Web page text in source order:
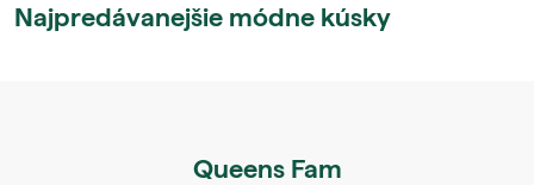
Najpredávanejšie módne kúsky
Queens Fam